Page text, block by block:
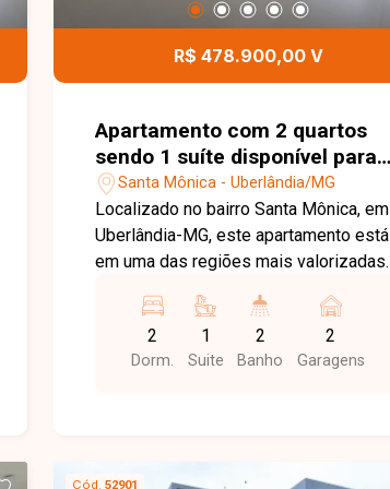
para quem busca uma casa espaçosa,
bairro Jardim Holanda. Agende uma
detalhes deste imóvel.
R$ 478.900,00 V
Apartamento com 2 quartos
sendo 1 suíte disponível para
venda no bairro Santa Mônica
em Uberlândia-MG
Santa Mônica - Uberlândia/MG
Localizado no bairro Santa Mônica, em
Uberlândia-MG, este apartamento está
em uma das regiões mais valorizadas
e fácil acesso às principais avenidas.
Próximo a universidades,
supermercados, escolas, farmácias,
2
Dorm.
1
Suite
2
Banho
2
Garagens
Cód. 52901